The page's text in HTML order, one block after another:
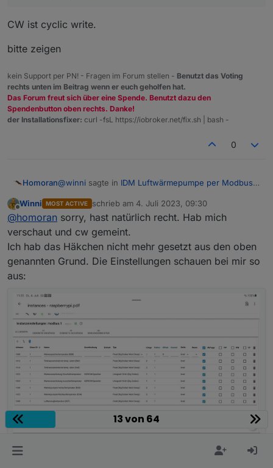
CW ist cyclic write.
bitte zeigen
kein Support per PN! - Fragen im Forum stellen - Benutzt das Voting
rechts unten im Beitrag wenn er euch geholfen hat.
Das Forum freut sich über eine Spende. Benutzt dazu den
Spendenbutton oben rechts. Danke!
der Installationsfixer: curl -fsL https://iobroker.net/fix.sh | bash -
0
Homoran@winni sagte in IDM Luftwärmepumpe per Modbus
dass ich in den Adapter Einstellungen das
Häkchen bei "WP" setzen muss, damit der Wert
von der Wärmepumpe übernommen wird
CW ist cyclic write.
bitte zeigen
Offline
Winni MOST ACTIVE schrieb am 4. Juli 2023, 09:30
zuletzt editiert von
@homoran sorry, hast natürlich recht. Hab mich
verschaut und cw gemeint.
Ich hab das Häkchen nicht mehr gesetzt aus den oben
genannten Grund. Die Einstellungen schauen bei mir so
aus:
13 von 64